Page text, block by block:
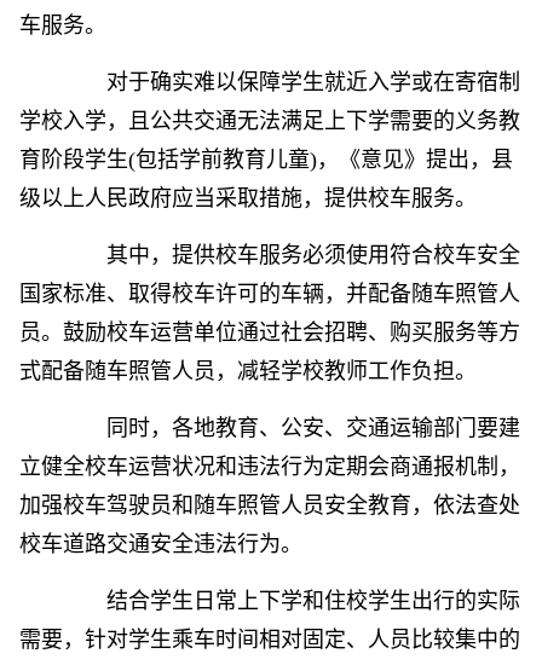
车服务。
对于确实难以保障学生就近入学或在寄宿制
学校入学，且公共交通无法满足上下学需要的义务教
育阶段学生(包括学前教育儿童)，《意见》提出，县
级以上人民政府应当采取措施，提供校车服务。
其中，提供校车服务必须使用符合校车安全
国家标准、取得校车许可的车辆，并配备随车照管人
员。鼓励校车运营单位通过社会招聘、购买服务等方
式配备随车照管人员，减轻学校教师工作负担。
同时，各地教育、公安、交通运输部门要建
立健全校车运营状况和违法行为定期会商通报机制，
加强校车驾驶员和随车照管人员安全教育，依法查处
校车道路交通安全违法行为。
结合学生日常上下学和住校学生出行的实际
需要，针对学生乘车时间相对固定、人员比较集中的